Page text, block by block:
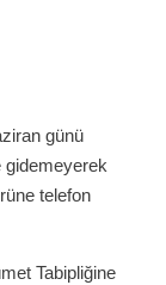
günü
gidemeyerek
telefon
Tabipliğine